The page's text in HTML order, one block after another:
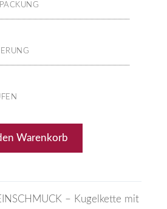
Warenkorb
– Kugelkette mit